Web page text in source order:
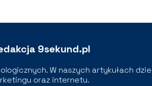
9sekund.pl
W naszych artykułach
oraz internetu.